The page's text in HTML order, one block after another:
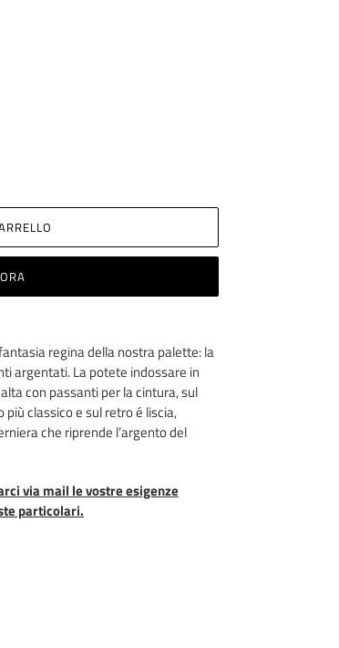
regina della nostra palette: la
argentati. La potete indossare in
con passanti per la cintura, sul
classico e sul retro é liscia,
che riprende l’argento del
via mail le vostre esigenze
particolari.